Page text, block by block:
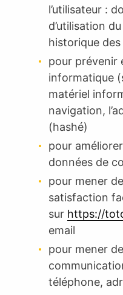
l’utilisateur :
d’utilisation
historique
pour prévenir
informatique
matériel
navigation,
(hashé)
pour
données de
pour mener
satisfaction
sur https://
email
pour mener
téléphone,